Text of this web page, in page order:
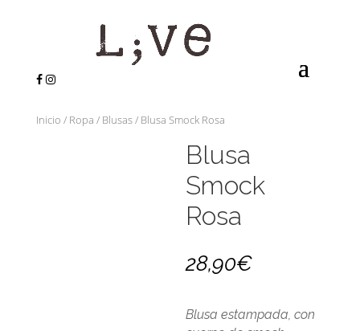
Inicio / Ropa / Blusas/ Blusa Smock Rosa
Blusa
Smock
Rosa
28,90€
Blusa estampada, con